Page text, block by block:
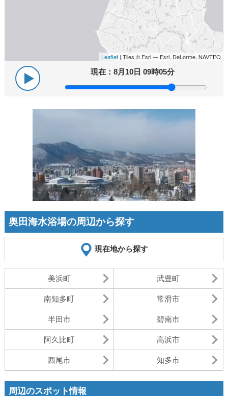
Leaflet | Tiles © Esri — Esri, DeLorme, NAVTEQ
現在：8月10日 09時05分
奥田海水浴場の周辺から探す
現在地から探す
美浜町 武豊町
南知多町 常滑市
半田市 碧南市
阿久比町 高浜市
西尾市 知多市
周辺のスポット情報